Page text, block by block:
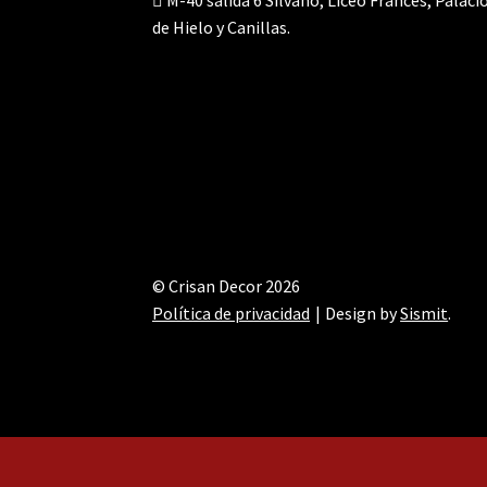
de Hielo y Canillas.
© Crisan Decor 2026
Política de privacidad
Design bySismit.